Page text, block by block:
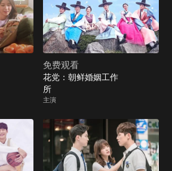
免费观看
花党：朝鲜婚姻工作
所
主演